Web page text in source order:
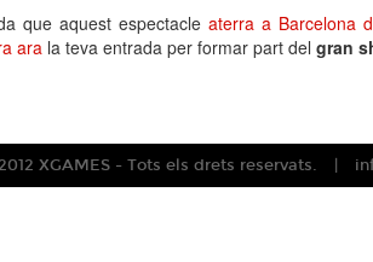
que aquest espectacleaterra a Barcelona
ara la teva entrada per formar part del gran
XGAMES - Tots els drets reservats.